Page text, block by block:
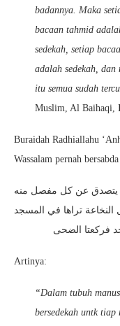
badannya. Maka
bacaan tahmid
sedekah, setiap
adalah sedekah, dan
itu semua sudah
Muslim, Al Baihaqi,
Buraidah Radhiallahu
Wassalam pernah
يتصدق عن كل مفصل منه
تراها في المسجد
فركعتا الضحى
Artinya:
“Dalam tubuh
bersedekah untk tiap